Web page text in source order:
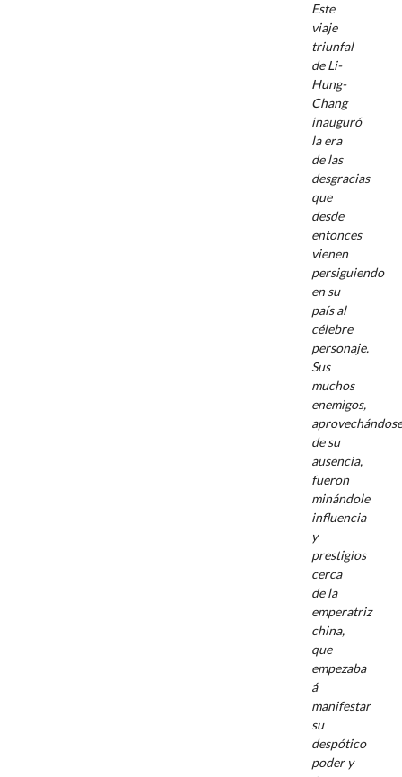
Este
viaje
triunfal
de Li-
Hung-
Chang
inauguró
la era
de las
desgracias
que
desde
entonces
vienen
persiguiendo
en su
país al
célebre
personaje.
Sus
muchos
enemigos,
de su
ausencia,
fueron
minándole
influencia
y
prestigios
cerca
de la
emperatriz
china,
que
empezaba
á
manifestar
su
despótico
poder y